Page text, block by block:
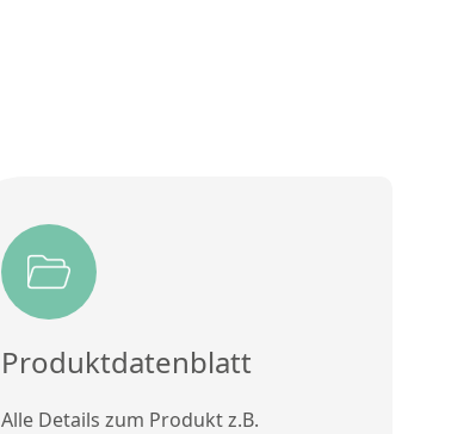
Produktdatenblatt
Alle Details zum Produkt z.B.